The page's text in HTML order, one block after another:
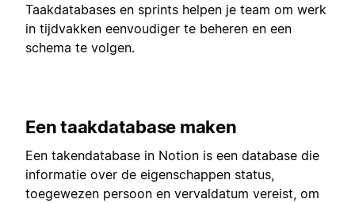
Taakdatabases en sprints helpen je team om werk
in tijdvakken eenvoudiger te beheren en een
schema te volgen.
Een taakdatabase maken
Een takendatabase in Notion is een database die
informatie over de eigenschappen status,
toegewezen persoon en vervaldatum vereist, om